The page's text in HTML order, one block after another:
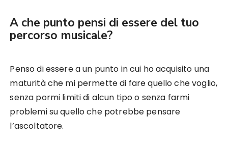
A che punto pensi di essere del tuo
percorso musicale?
Penso di essere a un punto in cui ho acquisito una
maturità che mi permette di fare quello che voglio,
senza pormi limiti di alcun tipo o senza farmi
problemi su quello che potrebbe pensare
l’ascoltatore.